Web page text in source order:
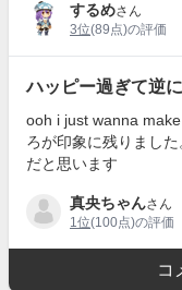
するめさん
3位(89点)の評価
ハッピー過ぎて逆
ooh i just wanna
ろが印象に残りまし
だと思います
真央ちゃんさん
1位(100点)の評価
コ